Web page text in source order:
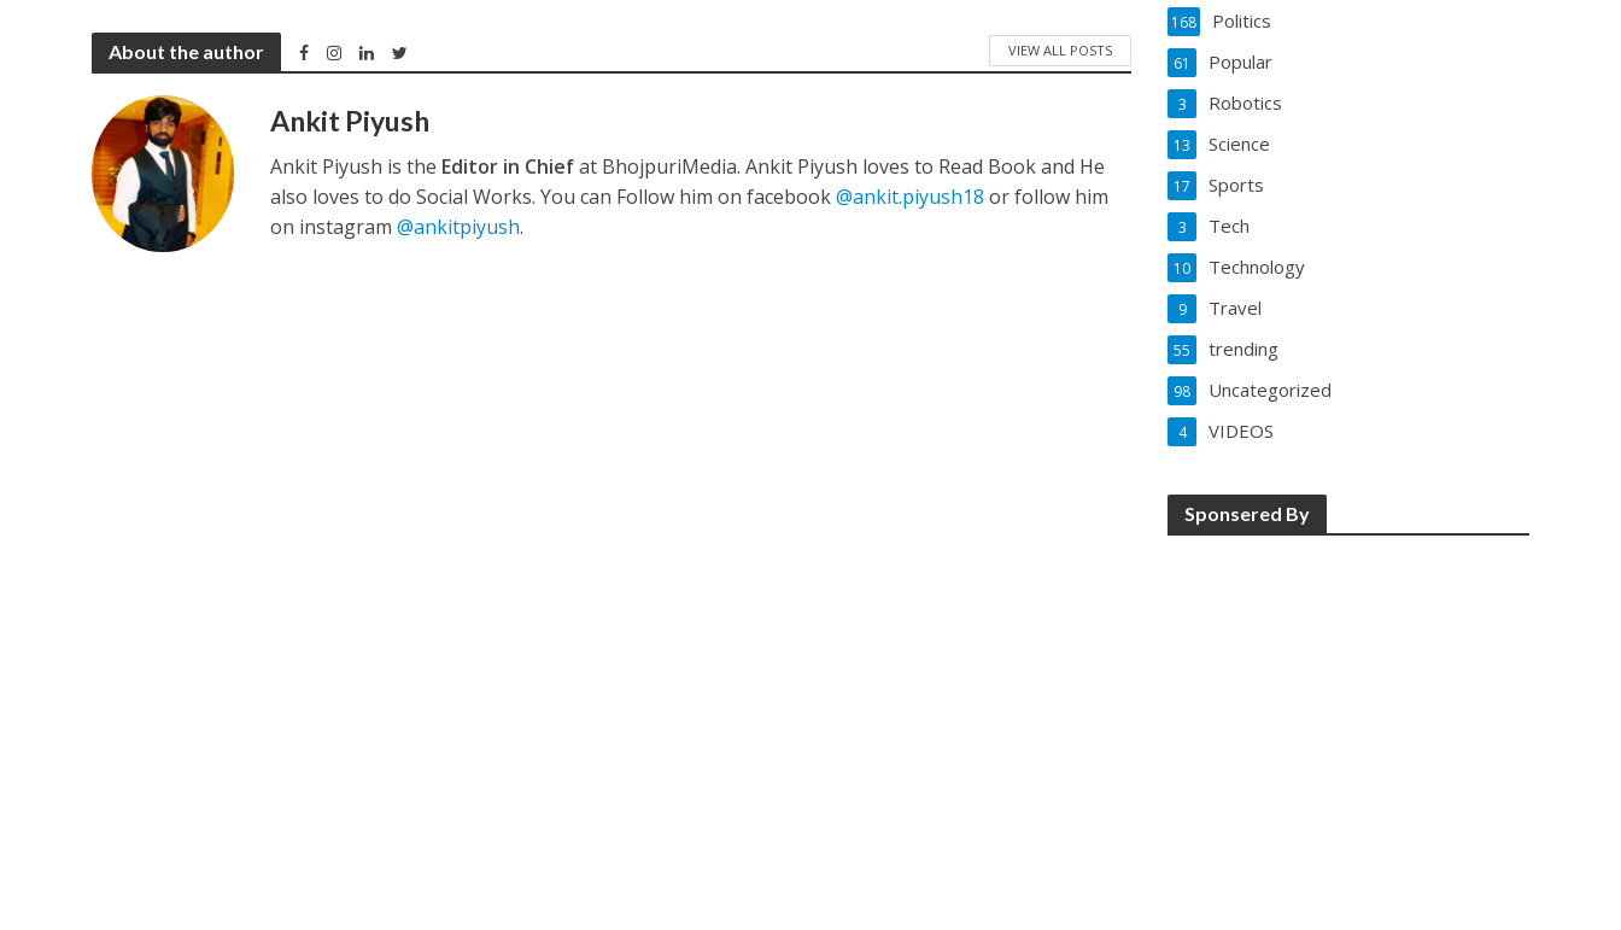
कुलदीप कुमार की “गौरी शंकर की प्रेम कहानी” ने मचाया धमाल
About the author VIEW ALL POSTS
Ankit Piyush
Ankit Piyush is the Editor in Chiefat BhojpuriMedia. Ankit Piyush loves to Read Book and He
also loves to do Social Works. You can Follow him on facebook@ankit.piyush18 or follow him
on instagram@ankitpiyush.
Politics
168
Popular
61
Robotics
3
Science
13
Sports
17
Tech
3
Technology
10
Travel
9
trending
55
Uncategorized
98
VIDEOS
4
Sponsered By